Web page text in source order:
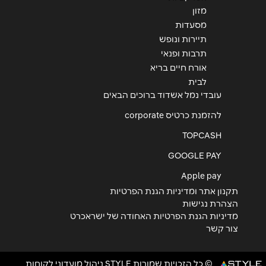
מזון
מסעדות
תיירות ונופש
תרבות ופנאי
אורח חיים בריא
לבית
עובדי נמל אשדוד ברוכים הבאים
להזמנת כרטיס corporate
TOPCASH
GOOGLE PAY
Apple pay
תקנון אתר ומדיניות הגנת הפרטיות
הצהרת נגישות
מדיניות הגנת הפרטיות האחודה של ישראכרט
צור קשר
© כל הזכויות שמורות STYLE ניהול מועדוני לקוחות